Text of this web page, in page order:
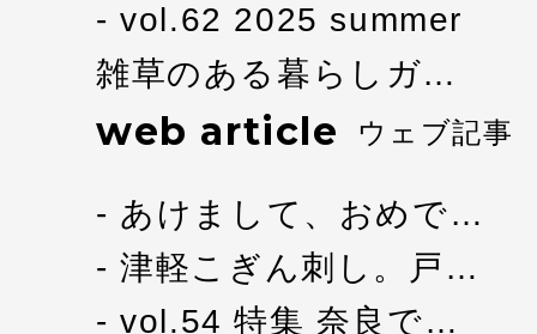
vol.62 2025 summer
雑草のある暮らしガ…
web article ウェブ記事
あけまして、おめで…
津軽こぎん刺し。戸…
vol.54 特集 奈良で…